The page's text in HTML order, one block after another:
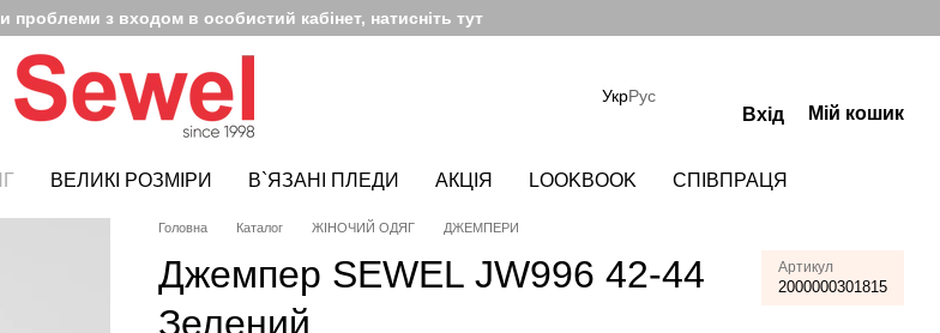
проблеми з входом в особистий кабінет, натисніть тут
УкрРус
Вхід Мій кошик
ВЕЛИКІ РОЗМІРИ В`ЯЗАНІ ПЛЕДИ АКЦІЯ LOOKBOOK СПІВПРАЦЯ
Головна Каталог ЖІНОЧИЙ ОДЯГ ДЖЕМПЕРИ
Джемпер SEWEL JW996 42-44
Зелений
Артикул
2000000301815